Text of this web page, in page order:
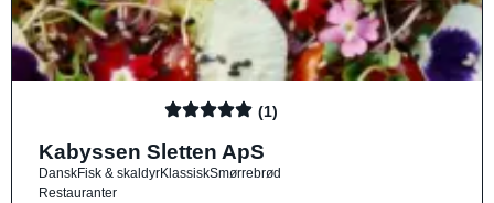
(1)
Kabyssen Sletten ApS
DanskFisk & skaldyrKlassiskSmørrebrød
Restauranter